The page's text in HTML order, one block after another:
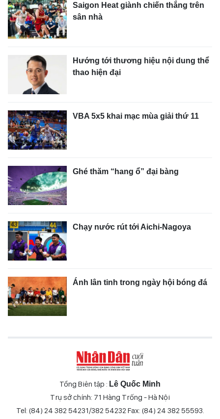
Saigon Heat giành chiến thắng trên
sân nhà
Hướng tới thương hiệu nội dung thể
thao hiện đại
VBA 5x5 khai mạc mùa giải thứ 11
Ghé thăm “hang ổ” đại bàng
Chạy nước rút tới Aichi-Nagoya
Ánh lân tinh trong ngày hội bóng đá
Tổng Biên tập : Lê Quốc Minh
Trụ sở chính: 71 Hàng Trống - Hà Nội
Tel: (84) 24 382 54231/382 54232 Fax: (84) 24 382 55593.